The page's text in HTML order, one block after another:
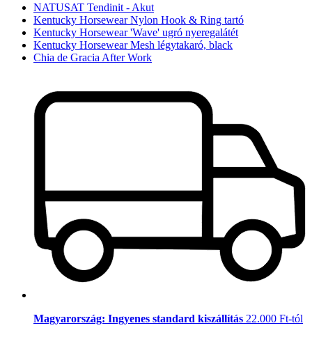
NATUSAT Tendinit - Akut
Kentucky Horsewear Nylon Hook & Ring tartó
Kentucky Horsewear 'Wave' ugró nyeregalátét
Kentucky Horsewear Mesh légytakaró, black
Chia de Gracia After Work
Magyarország: Ingyenes standard kiszállítás 22.000 Ft-tól